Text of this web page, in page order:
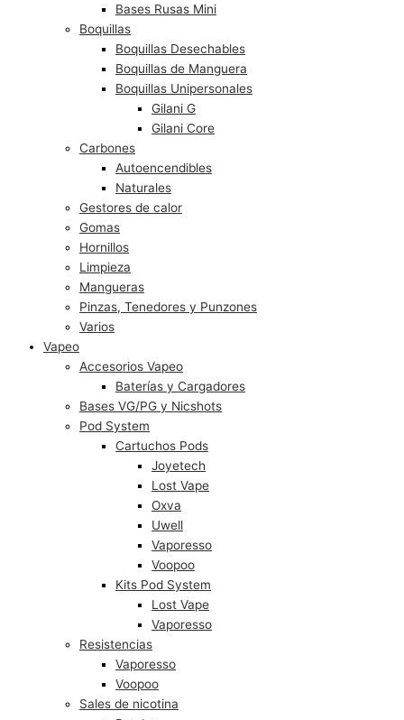
Bases Rusas Mini
Boquillas
Boquillas Desechables
Boquillas de Manguera
Boquillas Unipersonales
Gilani G
Gilani Core
Carbones
Autoencendibles
Naturales
Gestores de calor
Gomas
Hornillos
Limpieza
Mangueras
Pinzas, Tenedores y Punzones
Varios
Vapeo
Accesorios Vapeo
Baterías y Cargadores
Bases VG/PG y Nicshots
Pod System
Cartuchos Pods
Joyetech
Lost Vape
Oxva
Uwell
Vaporesso
Voopoo
Kits Pod System
Lost Vape
Vaporesso
Resistencias
Vaporesso
Voopoo
Sales de nicotina